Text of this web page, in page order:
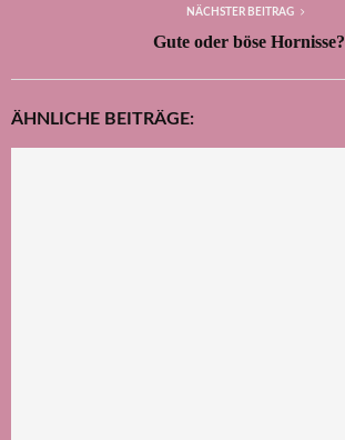
NÄCHSTER BEITRAG
Gute oder böse Hornisse?
ÄHNLICHE BEITRÄGE: